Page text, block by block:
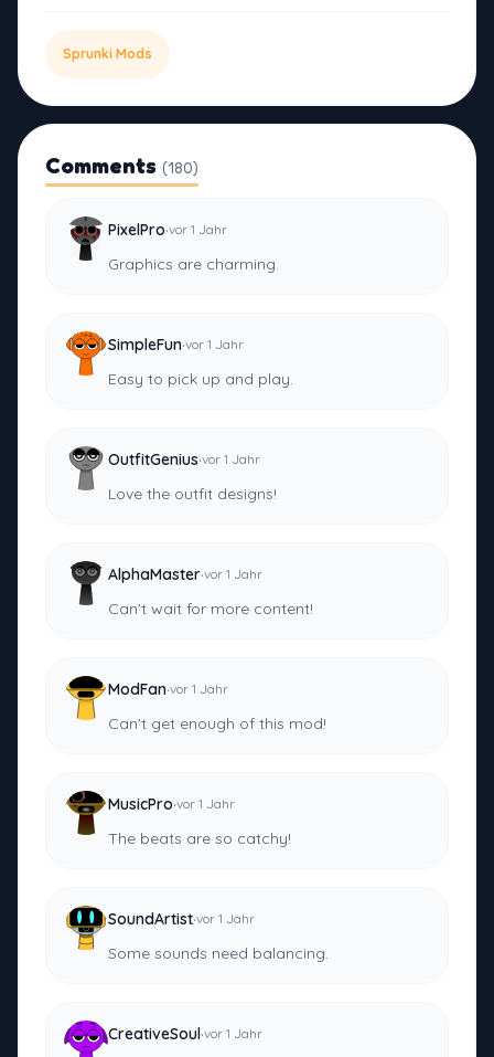
Sprunki Mods
Comments (180)
PixelPro·vor 1 Jahr
Graphics are charming.
SimpleFun·vor 1 Jahr
Easy to pick up and play.
OutfitGenius·vor 1 Jahr
Love the outfit designs!
AlphaMaster·vor 1 Jahr
Can't wait for more content!
ModFan·vor 1 Jahr
Can't get enough of this mod!
MusicPro·vor 1 Jahr
The beats are so catchy!
SoundArtist·vor 1 Jahr
Some sounds need balancing.
CreativeSoul·vor 1 Jahr